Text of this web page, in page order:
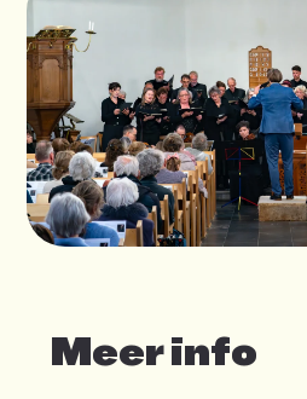
Meer info